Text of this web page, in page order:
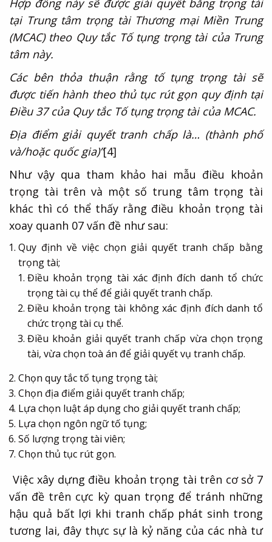
Hợp đồng này sẽ được giải quyết bằng trọng tài
tại Trung tâm trọng tài Thương mại Miền Trung
(MCAC) theo Quy tắc Tố tụng trọng tài của Trung
tâm này.
Các bên thỏa thuận rằng tố tụng trọng tài sẽ
được tiến hành theo thủ tục rút gọn quy định tại
Điều 37 của Quy tắc Tố tụng trọng tài của MCAC.
Địa điểm giải quyết tranh chấp là… (thành phố
và/hoặc quốc gia)”[4]
Như vậy qua tham khảo hai mẫu điều khoản
trọng tài trên và một số trung tâm trọng tài
khác thì có thể thấy rằng điều khoản trọng tài
xoay quanh 07 vấn đề như sau:
Quy định về việc chọn giải quyết tranh chấp bằng
trọng tài;
Điều khoản trọng tài xác định đích danh tổ chức
trọng tài cụ thể để giải quyết tranh chấp.
Điều khoản trọng tài không xác định đích danh tổ
chức trọng tài cụ thể.
Điều khoản giải quyết tranh chấp vừa chọn trọng
tài, vừa chọn toà án để giải quyết vụ tranh chấp.
Chọn quy tắc tố tụng trọng tài;
Chọn địa điểm giải quyết tranh chấp;
Lựa chọn luật áp dụng cho giải quyết tranh chấp;
Lựa chọn ngôn ngữ tố tụng;
Số lượng trọng tài viên;
Chọn thủ tục rút gọn.
Việc xây dựng điều khoản trọng tài trên cơ sở 7
vấn đề trên cực kỳ quan trọng để tránh những
hậu quả bất lợi khi tranh chấp phát sinh trong
tương lai, đây thực sự là kỷ năng của các nhà tư